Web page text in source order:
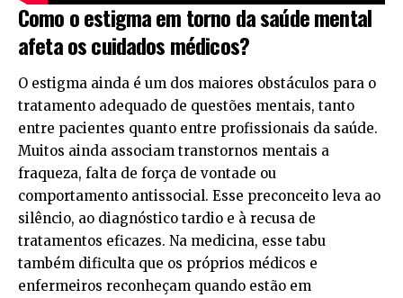
Como o estigma em torno da saúde mental
afeta os cuidados médicos?
O estigma ainda é um dos maiores obstáculos para o
tratamento adequado de questões mentais, tanto
entre pacientes quanto entre profissionais da saúde.
Muitos ainda associam transtornos mentais a
fraqueza, falta de força de vontade ou
comportamento antissocial. Esse preconceito leva ao
silêncio, ao diagnóstico tardio e à recusa de
tratamentos eficazes. Na medicina, esse tabu
também dificulta que os próprios médicos e
enfermeiros reconheçam quando estão em